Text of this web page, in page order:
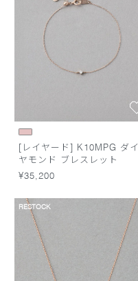
[レイヤード] K10MPG ダイ
ヤモンド ブレスレット
¥35,200
RESTOCK